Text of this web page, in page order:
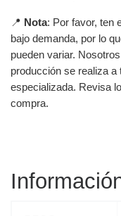
📍 Nota: Por favor, ten
bajo demanda, por lo
pueden variar.
producción se realiza
especializada. Revisa
compra.